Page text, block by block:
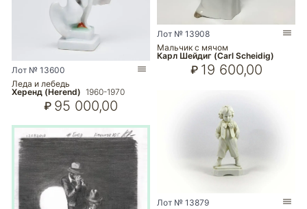
Лот № 13600
Леда и лебедь
Херенд (Herend) 1960-1970
₽ 95 000,00
Лот № 13908
Мальчик с мячом
Карл Шейдиг (Carl Scheidig)
₽ 19 600,00
Лот № 13879